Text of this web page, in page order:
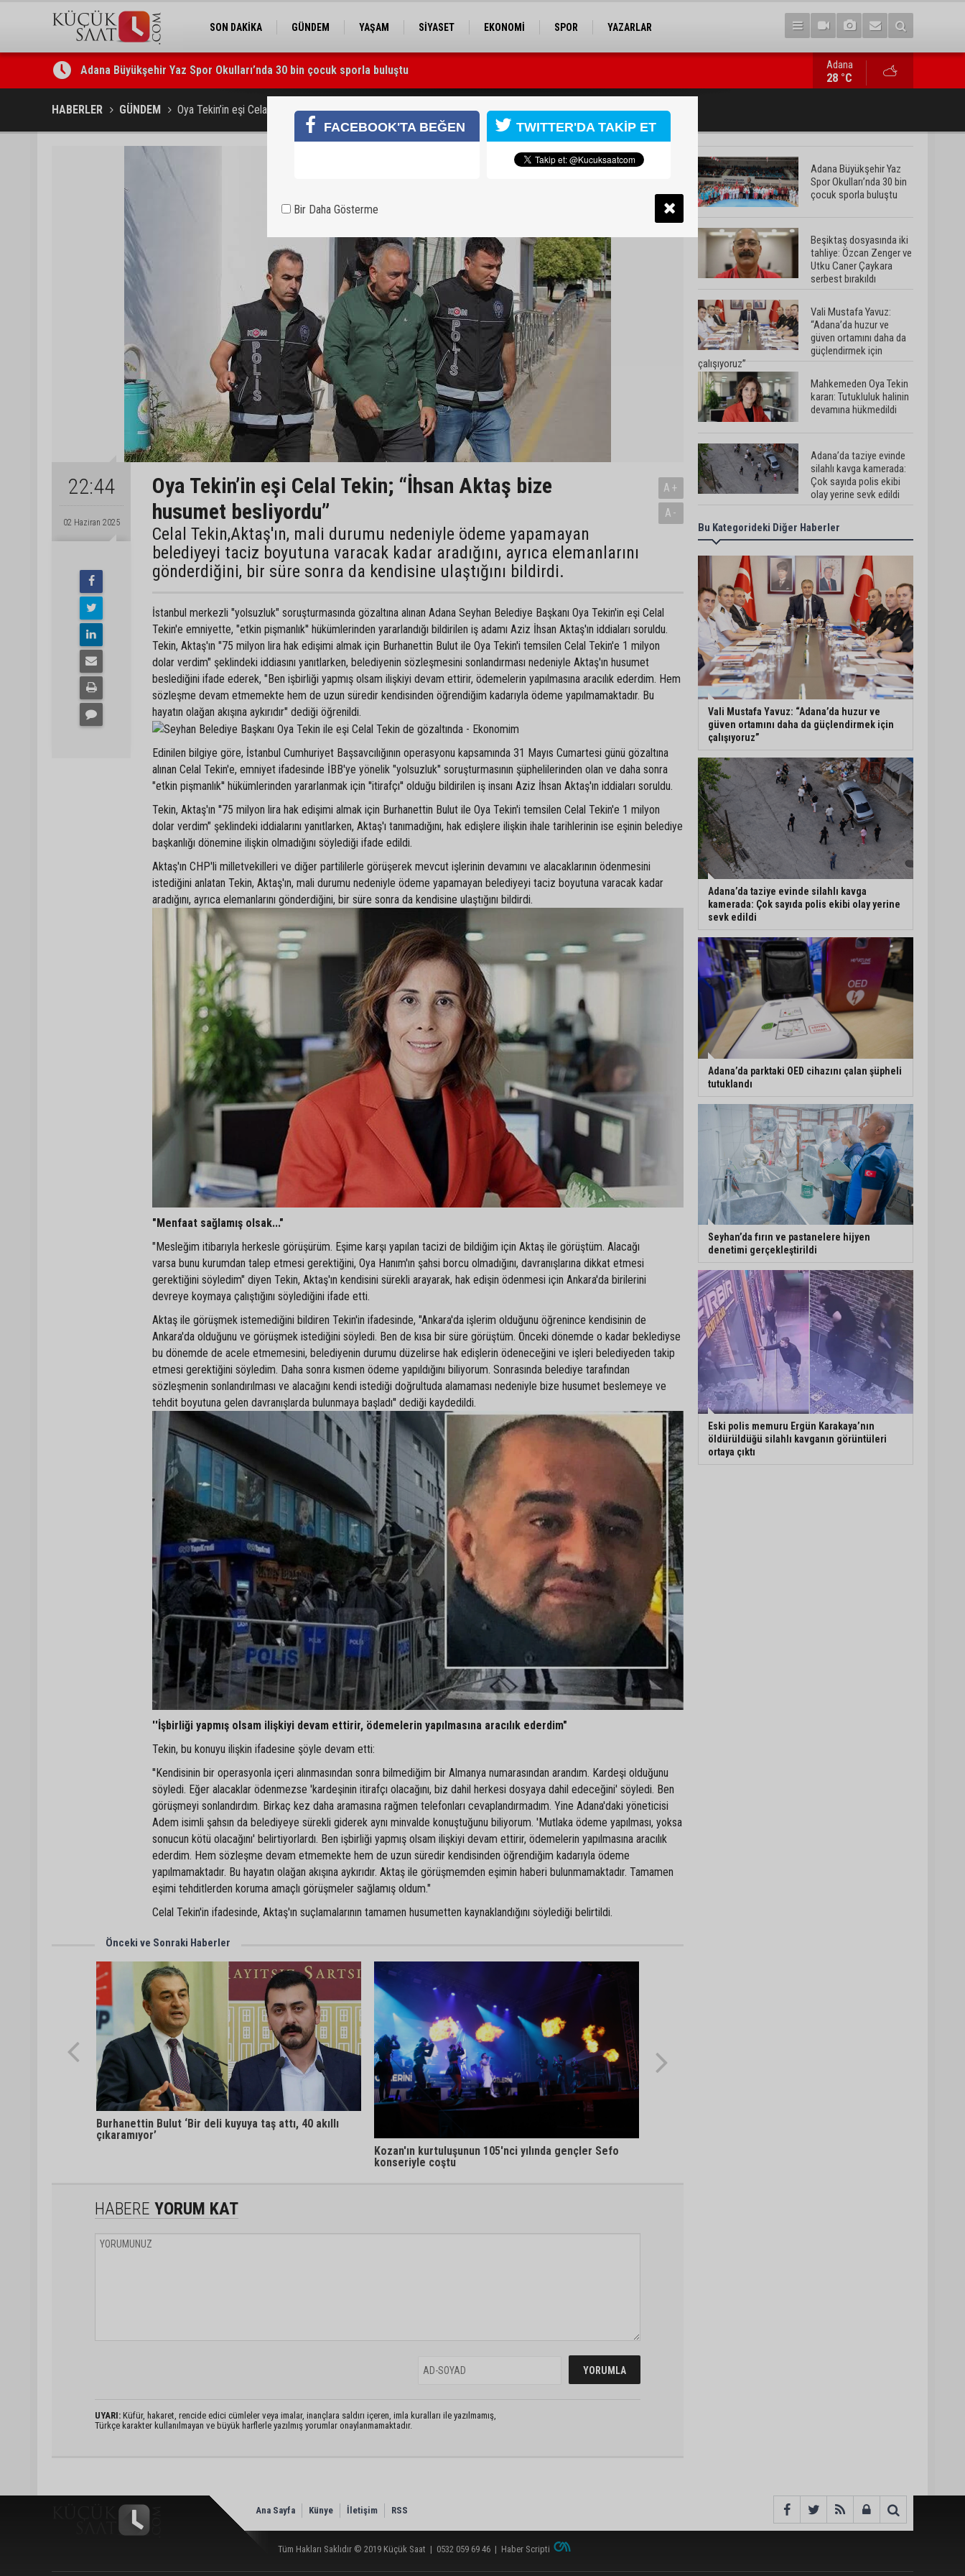
SON DAKİKA GÜNDEM YAŞAM SİYASET EKONOMİ SPOR YAZARLAR
Adana Büyükşehir Yaz Spor Okulları’nda 30 bin çocuk sporla buluştu
Beşiktaş dosyasında iki tahliye: Özcan Zenger ve Utku Caner Çaykara serbest bırakıldı Vali Mustafa Yavuz: “Adana’da huzur ve güven ortamını daha
Adana
28 °C
HABERLER GÜNDEM Oya Tekin’in eşi Celal Tekin; “İhsan Aktaş bize husumet besliyordu”
22:44
02 Haziran 2025
Oya Tekin’in eşi Celal Tekin; “İhsan Aktaş bize
husumet besliyordu”
Celal Tekin,Aktaş'ın, mali durumu nedeniyle ödeme yapamayan
belediyeyi taciz boyutuna varacak kadar aradığını, ayrıca elemanlarını
gönderdiğini, bir süre sonra da kendisine ulaştığını bildirdi.
A+
A-
İstanbul merkezli "yolsuzluk" soruşturmasında gözaltına alınan Adana Seyhan Belediye Başkanı Oya Tekin'in eşi Celal
Tekin'e emniyette, "etkin pişmanlık'' hükümlerinden yararlandığı bildirilen iş adamı Aziz İhsan Aktaş'ın iddiaları soruldu.
Tekin, Aktaş'ın "75 milyon lira hak edişimi almak için Burhanettin Bulut ile Oya Tekin'i temsilen Celal Tekin'e 1 milyon
dolar verdim" şeklindeki iddiasını yanıtlarken, belediyenin sözleşmesini sonlandırması nedeniyle Aktaş'ın husumet
beslediğini ifade ederek, "Ben işbirliği yapmış olsam ilişkiyi devam ettirir, ödemelerin yapılmasına aracılık ederdim. Hem
sözleşme devam etmemekte hem de uzun süredir kendisinden öğrendiğim kadarıyla ödeme yapılmamaktadır. Bu
hayatın olağan akışına aykırıdır" dediği öğrenildi.
Edinilen bilgiye göre, İstanbul Cumhuriyet Başsavcılığının operasyonu kapsamında 31 Mayıs Cumartesi günü gözaltına
alınan Celal Tekin'e, emniyet ifadesinde İBB'ye yönelik "yolsuzluk" soruşturmasının şüphelilerinden olan ve daha sonra
"etkin pişmanlık'' hükümlerinden yararlanmak için ''itirafçı'' olduğu bildirilen iş insanı Aziz İhsan Aktaş'ın iddiaları soruldu.
Tekin, Aktaş'ın ''75 milyon lira hak edişimi almak için Burhanettin Bulut ile Oya Tekin'i temsilen Celal Tekin'e 1 milyon
dolar verdim" şeklindeki iddialarını yanıtlarken, Aktaş'ı tanımadığını, hak edişlere ilişkin ihale tarihlerinin ise eşinin belediye
başkanlığı dönemine ilişkin olmadığını söylediği ifade edildi.
Aktaş'ın CHP'li milletvekilleri ve diğer partililerle görüşerek mevcut işlerinin devamını ve alacaklarının ödenmesini
istediğini anlatan Tekin, Aktaş'ın, mali durumu nedeniyle ödeme yapamayan belediyeyi taciz boyutuna varacak kadar
aradığını, ayrıca elemanlarını gönderdiğini, bir süre sonra da kendisine ulaştığını bildirdi.
"Menfaat sağlamış olsak..."
"Mesleğim itibarıyla herkesle görüşürüm. Eşime karşı yapılan tacizi de bildiğim için Aktaş ile görüştüm. Alacağı
varsa bunu kurumdan talep etmesi gerektiğini, Oya Hanım'ın şahsi borcu olmadığını, davranışlarına dikkat etmesi
gerektiğini söyledim" diyen Tekin, Aktaş'ın kendisini sürekli arayarak, hak edişin ödenmesi için Ankara'da birilerini
devreye koymaya çalıştığını söylediğini ifade etti.
Aktaş ile görüşmek istemediğini bildiren Tekin'in ifadesinde, "Ankara'da işlerim olduğunu öğrenince kendisinin de
Ankara'da olduğunu ve görüşmek istediğini söyledi. Ben de kısa bir süre görüştüm. Önceki dönemde o kadar beklediyse
bu dönemde de acele etmemesini, belediyenin durumu düzelirse hak edişlerin ödeneceğini ve işleri belediyeden takip
etmesi gerektiğini söyledim. Daha sonra kısmen ödeme yapıldığını biliyorum. Sonrasında belediye tarafından
sözleşmenin sonlandırılması ve alacağını kendi istediği doğrultuda alamaması nedeniyle bize husumet beslemeye ve
tehdit boyutuna gelen davranışlarda bulunmaya başladı'' dediği kaydedildi.
''İşbirliği yapmış olsam ilişkiyi devam ettirir, ödemelerin yapılmasına aracılık ederdim"
Tekin, bu konuyu ilişkin ifadesine şöyle devam etti:
''Kendisinin bir operasyonla içeri alınmasından sonra bilmediğim bir Almanya numarasından arandım. Kardeşi olduğunu
söyledi. Eğer alacaklar ödenmezse 'kardeşinin itirafçı olacağını, biz dahil herkesi dosyaya dahil edeceğini' söyledi. Ben
görüşmeyi sonlandırdım. Birkaç kez daha aramasına rağmen telefonları cevaplandırmadım. Yine Adana'daki yöneticisi
Adem isimli şahsın da belediyeye sürekli giderek aynı minvalde konuştuğunu biliyorum. 'Mutlaka ödeme yapılması, yoksa
sonucun kötü olacağını' belirtiyorlardı. Ben işbirliği yapmış olsam ilişkiyi devam ettirir, ödemelerin yapılmasına aracılık
ederdim. Hem sözleşme devam etmemekte hem de uzun süredir kendisinden öğrendiğim kadarıyla ödeme
yapılmamaktadır. Bu hayatın olağan akışına aykırıdır. Aktaş ile görüşmemden eşimin haberi bulunmamaktadır. Tamamen
eşimi tehditlerden koruma amaçlı görüşmeler sağlamış oldum."
Celal Tekin'in ifadesinde, Aktaş'ın suçlamalarının tamamen husumetten kaynaklandığını söylediği belirtildi.
Önceki ve Sonraki Haberler
Burhanettin Bulut ‘Bir deli kuyuya taş attı, 40 akıllı
çıkaramıyor’
Kozan'ın kurtuluşunun 105'nci yılında gençler Sefo
konseriyle coştu
HABERE YORUM KAT
UYARI: Küfür, hakaret, rencide edici cümleler veya imalar, inançlara saldırı içeren, imla kuralları ile yazılmamış,
Türkçe karakter kullanılmayan ve büyük harflerle yazılmış yorumlar onaylanmamaktadır.
Adana Büyükşehir Yaz
Spor Okulları’nda 30 bin
çocuk sporla buluştu
Beşiktaş dosyasında iki
tahliye: Özcan Zenger ve
Utku Caner Çaykara
serbest bırakıldı
Vali Mustafa Yavuz:
“Adana’da huzur ve
güven ortamını daha da
güçlendirmek için
çalışıyoruz”
Mahkemeden Oya Tekin
kararı: Tutukluluk halinin
devamına hükmedildi
Adana’da taziye evinde
silahlı kavga kamerada:
Çok sayıda polis ekibi
olay yerine sevk edildi
Adana’da parktaki OED
cihazını çalan şüpheli
tutuklandı
Seyhan’da fırın ve
pastanelere hijyen
denetimi gerçekleştirildi
Eski polis memuru Ergün
Karakaya’nın öldürüldüğü
silahlı kavganın
görüntüleri ortaya çıktı
etiket kontrolü
Mustafa Özkan: "Yüreğir
Belediye Başkan Vekilliği
seçimine ilişkin hukuki
süreç başlatıldı"
Bu Kategorideki Diğer Haberler
Vali Mustafa Yavuz: “Adana’da huzur ve
güven ortamını daha da güçlendirmek için
çalışıyoruz”
Adana’da taziye evinde silahlı kavga
kamerada: Çok sayıda polis ekibi olay yerine
sevk edildi
Adana’da parktaki OED cihazını çalan şüpheli
tutuklandı
Seyhan’da fırın ve pastanelere hijyen
denetimi gerçekleştirildi
Eski polis memuru Ergün Karakaya’nın
öldürüldüğü silahlı kavganın görüntüleri
ortaya çıktı
Ana Sayfa Künye İletişim RSS
Tüm Hakları Saklıdır © 2019 Küçük Saat | 0532 059 69 46 | Haber Scripti
FACEBOOK'TA BEĞEN TWITTER'DA TAKİP ET
Bir Daha Gösterme